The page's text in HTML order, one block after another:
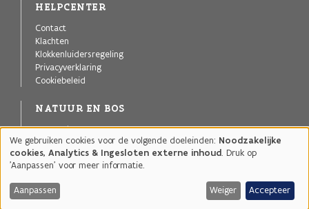
HELPCENTER
Contact
Klachten
Klokkenluidersregeling
Privacyverklaring
Cookiebeleid
NATUUR EN BOS
Agentschap voor Natuur en Bos
Publicaties
Projecten
Natuurgebieden
Gebruik
van
persoonsgegevens
en
cookies
We gebruiken cookies voor de volgende doeleinden: Noodzakelijke
cookies, Analytics & Ingesloten externe inhoud. Druk op
'Aanpassen' voor meer informatie.
Aanpassen Weiger Accepteer